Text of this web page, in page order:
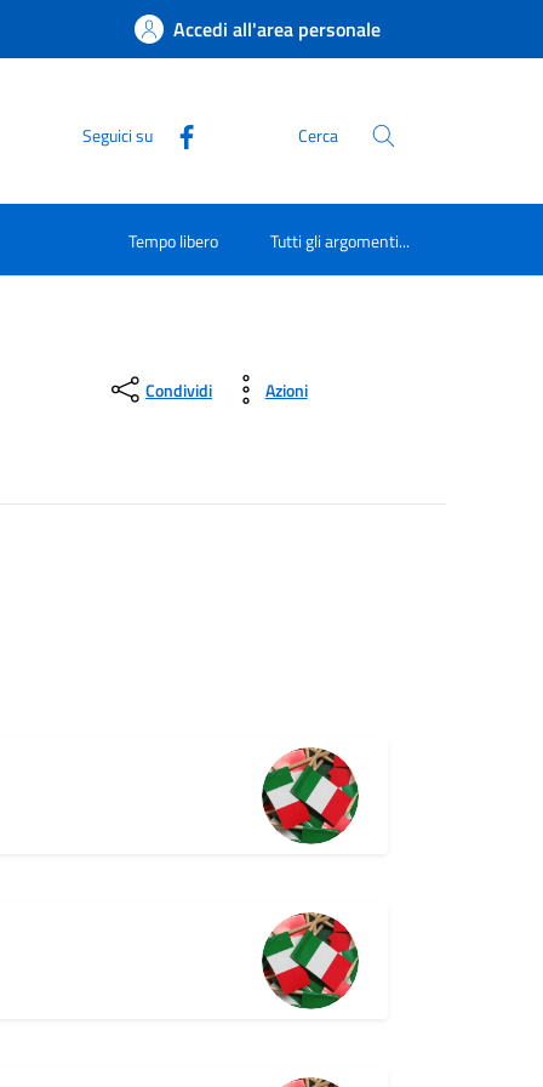
Accedi all'area personale
Seguici su Cerca
Tempo libero Tutti gli argomenti...
Condividi Azioni